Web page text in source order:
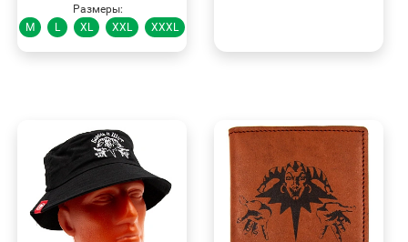
Размеры:
M
L XL XXL XXXL